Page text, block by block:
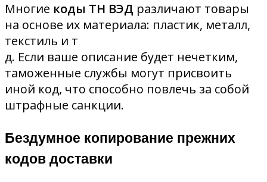
Многие коды ТН ВЭД различают товары
на основе их материала: пластик, металл,
текстиль и т
д. Если ваше описание будет нечетким,
таможенные службы могут присвоить
иной код, что способно повлечь за собой
штрафные санкции.
Бездумное копирование прежних
кодов доставки